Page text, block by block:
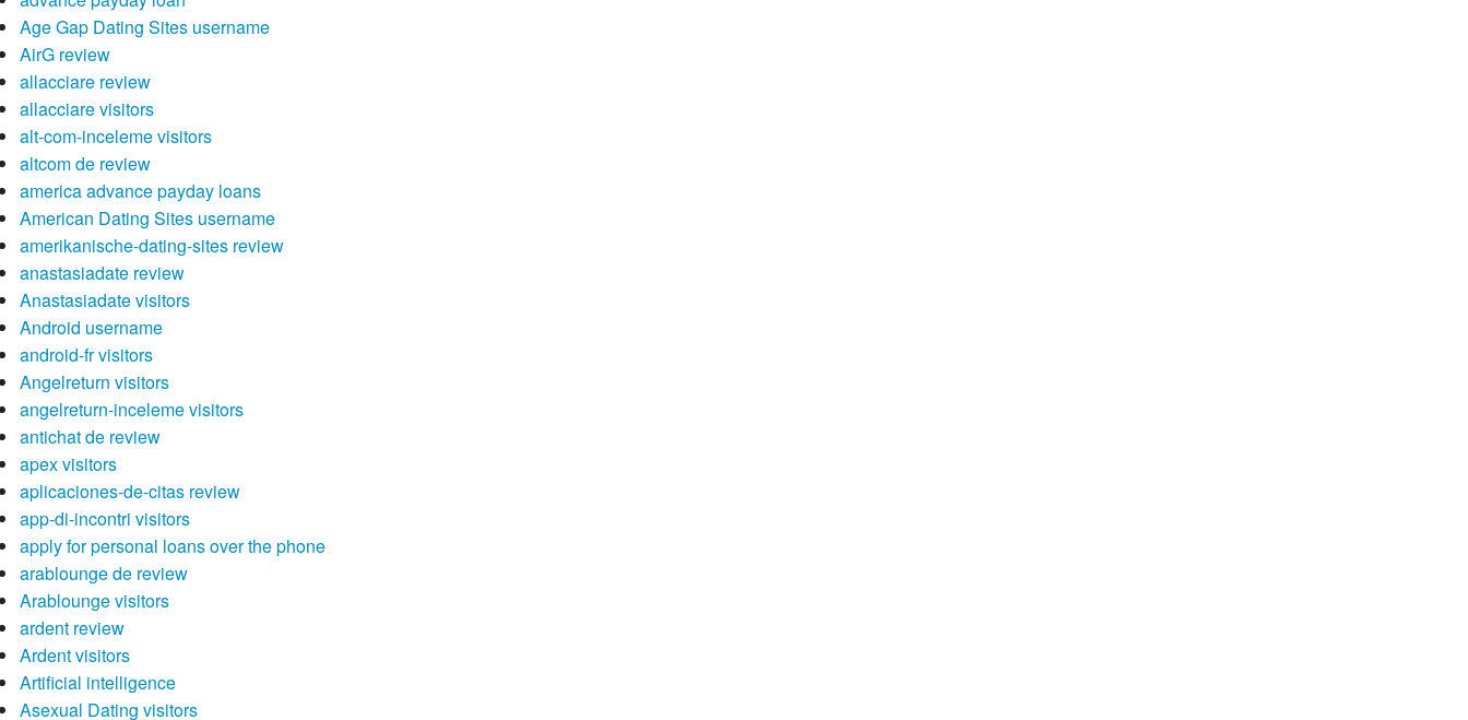
Age Gap Dating Sites username
AirG review
allacciare review
allacciare visitors
alt-com-inceleme visitors
altcom de review
america advance payday loans
American Dating Sites username
amerikanische-dating-sites review
anastasiadate review
Anastasiadate visitors
Android username
android-fr visitors
Angelreturn visitors
angelreturn-inceleme visitors
antichat de review
apex visitors
aplicaciones-de-citas review
app-di-incontri visitors
apply for personal loans over the phone
arablounge de review
Arablounge visitors
ardent review
Ardent visitors
Artificial intelligence
Asexual Dating visitors